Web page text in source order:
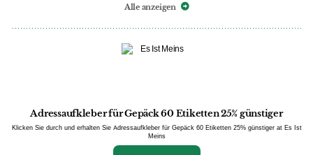
Alle anzeigen
Adressaufkleber für Gepäck 60 Etiketten 25% günstiger
Klicken Sie durch und erhalten Sie Adressaufkleber für Gepäck 60 Etiketten 25% günstiger at Es Ist
Meins